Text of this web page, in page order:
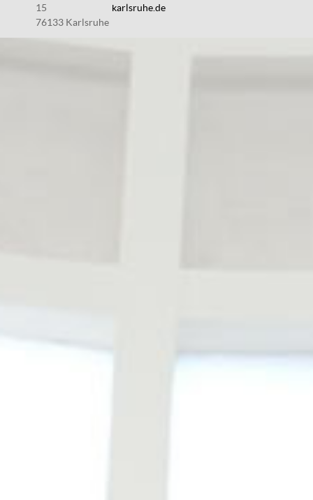
15
76133 Karlsruhe
karlsruhe.de